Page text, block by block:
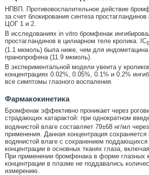
НПВП. Противовоспалительное действие
за счет блокирования синтеза
ЦОГ 1 и 2.
В исследованиях in vitro бромфенак
простагландинов в цилиарном теле кролика. IC
(1.1 мкмоль) была ниже, чем для
пранопрофена (11.9 мкмоль).
В экспериментальной модели увеита у
концентрациях 0.02%, 0.05%, 0.1% и 0.2%
все симптомы глазного воспаления.
Фармакокинетика
Бромфенак эффективно проникает через
страдающих катарактой: при однократном
водянистой влаге составляет 79±68 нг/мл
применения. Данная концентрация
водянистой влаге с сохранением
концентрации в основных тканях глаза,
При применении бромфенака в форме глазных
концентрации в плазме не поддавались
измерению.